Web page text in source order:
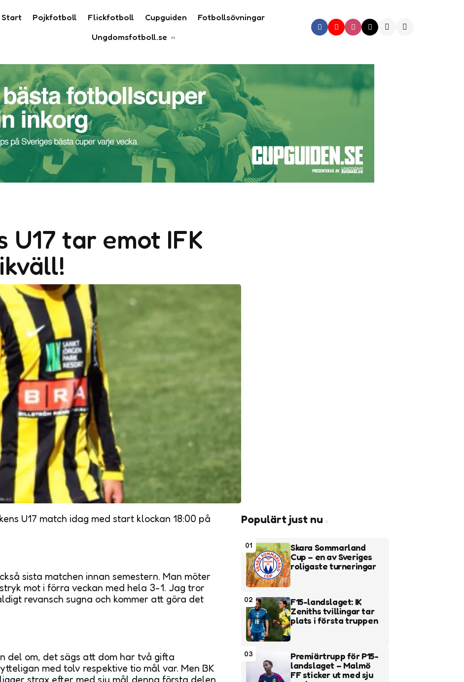
Start Pojkfotboll Flickfotboll Cupguiden
Fotbollsövningar
Ungdomsfotboll.se
U17 tar emot IFK
U17 match idag med start klockan 18:00 på
sista matchen innan semestern. Man möter
mot i förra veckan med hela 3-1. Jag tror
revansch sugna och kommer att göra det
del om, det sägs att dom har två gifta
med tolv respektive tio mål var. Men BK
Populärt just nu
01
Skara Sommarland
Cup – en av Sveriges
roligaste turneringar
02
F15-landslaget: IK
Zeniths tvillingar tar
plats i första truppen
03
Premiärtrupp för P15-
landslaget – Malmö
FF sticker ut med sju